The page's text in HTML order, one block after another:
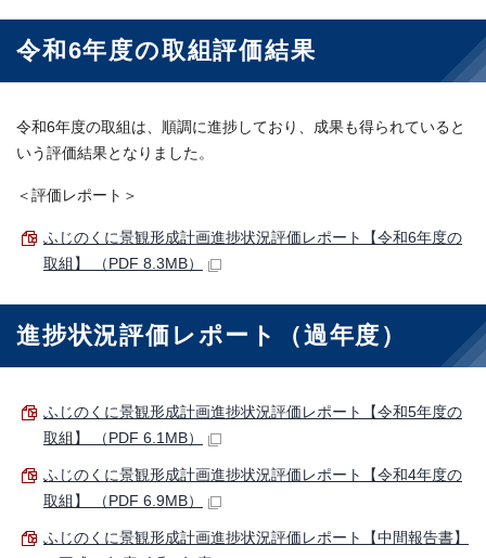
令和6年度の取組評価結果
令和6年度の取組は、順調に進捗しており、成果も得られていると
いう評価結果となりました。
＜評価レポート＞
ふじのくに景観形成計画進捗状況評価レポート【令和6年度の
取組】 （PDF 8.3MB）
進捗状況評価レポート（過年度）
ふじのくに景観形成計画進捗状況評価レポート【令和5年度の
取組】 （PDF 6.1MB）
ふじのくに景観形成計画進捗状況評価レポート【令和4年度の
取組】 （PDF 6.9MB）
ふじのくに景観形成計画進捗状況評価レポート【中間報告書】